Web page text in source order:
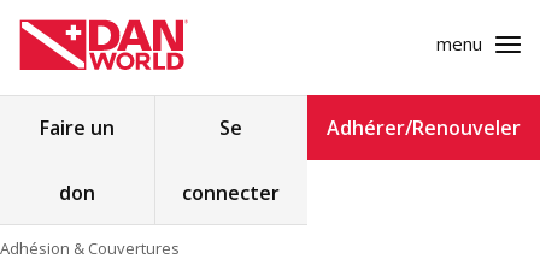
Skip
menu
ADHÉSION & COUVERTURES
Faire un
don
Se
connecter
Adhérer/Renouveler
Adhésion & Couvertures